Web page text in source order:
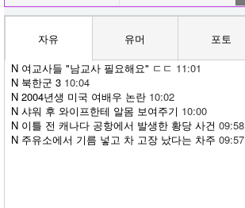
자유 유머 포토
N 여교사들 "남교사 필요해요" ㄷㄷ 11:01
N 북한군 3 10:04
N 2004년생 미국 여배우 논란 10:02
N 샤워 후 와이프한테 알몸 보여주기 10:00
N 이틀 전 캐나다 공항에서 발생한 황당 사건 09:58
N 주유소에서 기름 넣고 차 고장 났다는 차주 09:57